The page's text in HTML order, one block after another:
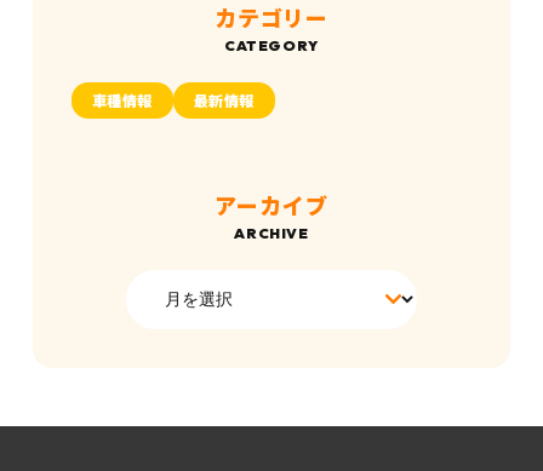
カテゴリー
車種情報 最新情報
アーカイブ